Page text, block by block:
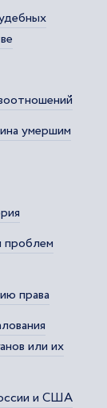
умершим
проблем
права
или их
и США